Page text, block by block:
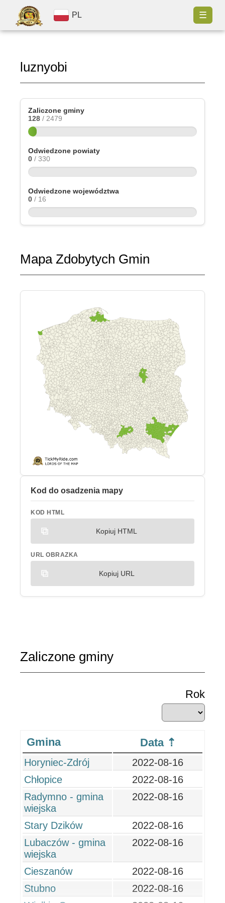
PL ☰
luznyobi
Zaliczone gminy
128 / 2479
Odwiedzone powiaty
0 / 330
Odwiedzone województwa
0 / 16
Mapa Zdobytych Gmin
Kod do osadzenia mapy
KOD HTML
Kopiuj HTML
URL OBRAZKA
Kopiuj URL
Zaliczone gminy
Rok
Gmina Data
Horyniec-Zdrój
2022-08-16
Chłopice
2022-08-16
Radymno - gmina
wiejska
2022-08-16
Stary Dzików
2022-08-16
Lubaczów - gmina
wiejska
2022-08-16
Cieszanów
2022-08-16
Stubno
2022-08-16